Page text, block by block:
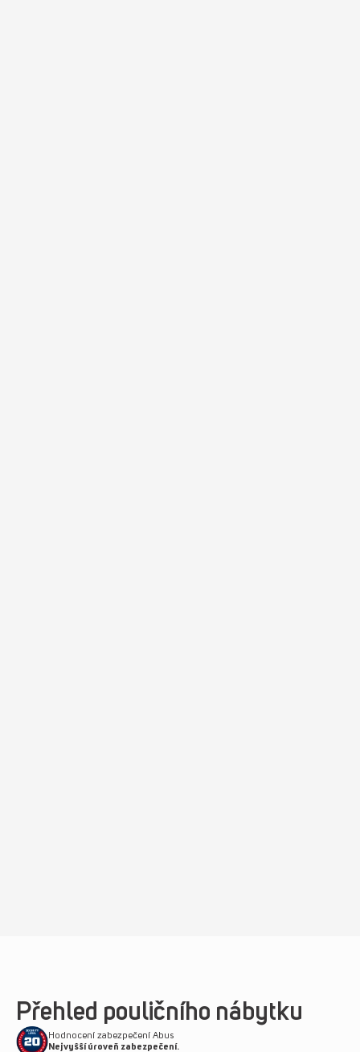
Hodnocení zabezpečení Abus
Nejvyšší úroveň zabezpečení.
Přehled pouličního nábytku